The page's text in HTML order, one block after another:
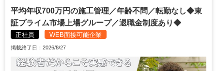
平均年収700万円の施工管理／年齢不問／転勤なし◆東
証プライム市場上場グループ／退職金制度あり◆
正社員 WEB面接可能企業
掲載終了日：2026/8/27